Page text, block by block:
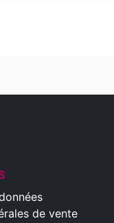
de vente